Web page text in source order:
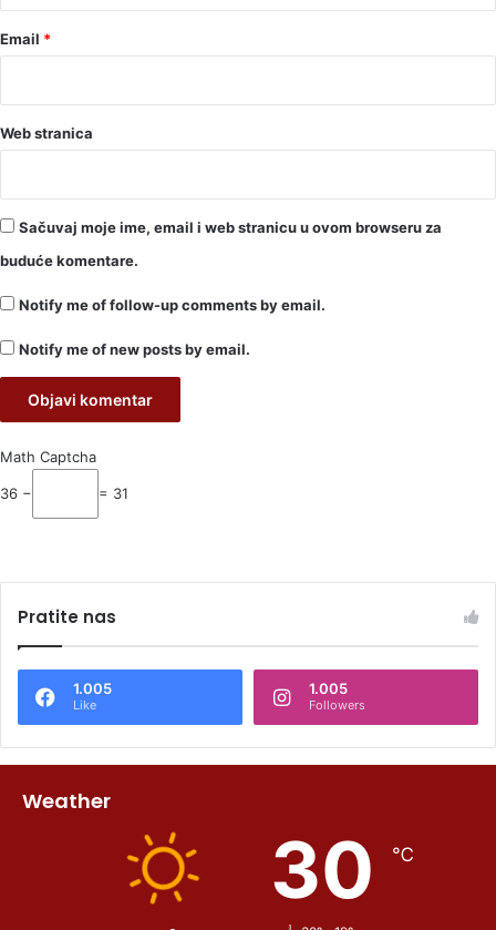
Email *
Web stranica
Sačuvaj moje ime, email i web stranicu u ovom browseru za
buduće komentare.
Notify me of follow-up comments by email.
Notify me of new posts by email.
Math Captcha
36 − = 31
Pratite nas
1.005
Like
1.005
Followers
Weather
30 ℃